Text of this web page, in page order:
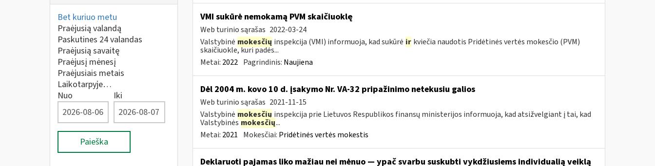
Bet kuriuo metu
Praėjusią valandą
Paskutines 24 valandas
Praėjusią savaitę
Praėjusį mėnesį
Praėjusiais metais
Laikotarpyje…
Nuo
Iki
Paieška
VMI sukūrė nemokamą PVM skaičiuoklę
Web turinio sąrašas 2022-03-24
Valstybinė mokesčių inspekcija (VMI) informuoja, kad sukūrė ir kviečia naudotis Pridėtinės vertės mokesčio (PVM)
skaičiuokle, kuri padės...
Metai: 2022 Pagrindinis: Naujiena
Dėl 2004 m. kovo 10 d. įsakymo Nr. VA-32 pripažinimo netekusiu galios
Web turinio sąrašas 2021-11-15
Valstybinė mokesčių inspekcija prie Lietuvos Respublikos finansų ministerijos informuoja, kad atsižvelgiant į tai, kad
Valstybinėsmokesčių...
Metai: 2021 Mokesčiai: Pridėtinės vertės mokestis
Deklaruoti pajamas liko mažiau nei mėnuo — ypač svarbu suskubti vykdžiusiems individualią veiklą